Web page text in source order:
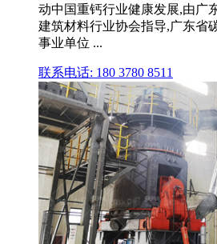
动中国重钙行业健康发展,由广
建筑材料行业协会指导,广东省
事业单位 ...
联系电话: 180 3780 8511